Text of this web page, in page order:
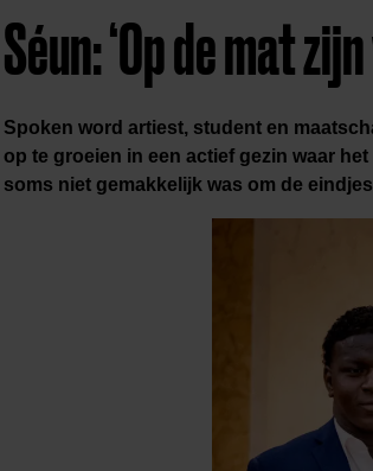
Séun: ‘Op de mat
Spoken word artiest, student en
op te groeien in een actief gezin waar
soms niet gemakkelijk was om de